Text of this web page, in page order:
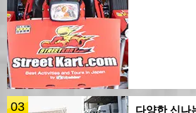
03 다양한 신나